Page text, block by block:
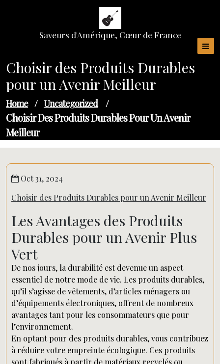
Saveurs d'Amérique, Cœur de France
Choisir des Produits Durables
pour un Avenir Meilleur
Home / Uncategorized /
Choisir Des Produits Durables Pour Un Avenir
Meilleur
Oct 31, 2024
Choisir des Produits Durables pour un Avenir Meilleur
Les Avantages des Produits
Durables pour un Avenir Plus
Vert
De nos jours, la durabilité est devenue un aspect
essentiel de notre mode de vie. Les produits durables,
qu’il s’agisse de vêtements, d’articles ménagers ou
d’équipements électroniques, offrent de nombreux
avantages tant pour les consommateurs que pour
l’environnement.
En optant pour des produits durables, vous contribuez
à réduire votre empreinte écologique. Ces produits
sont fabriqués à partir de matériaux recyclés ou